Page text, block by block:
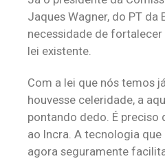
Jaques Wagner, do PT da
necessidade de
lei existente.
Com a lei que nós temos
houvesse celeridade, a
pontando dedo. É preciso
ao Incra. A tecnologia
agora seguramente